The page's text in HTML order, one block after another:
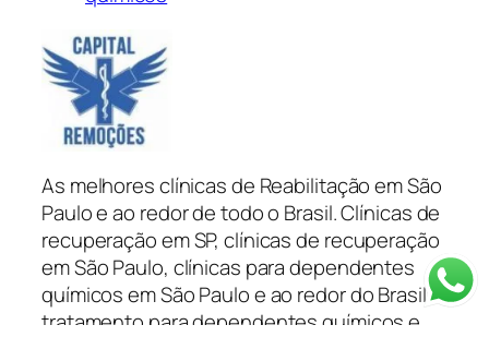
As melhores clínicas de Reabilitação em São
Paulo e ao redor de todo o Brasil. Clínicas de
recuperação em SP, clínicas de recuperação
em São Paulo, clínicas para dependentes
químicos em São Paulo e ao redor do Brasil
tratamento para dependentes químicos e